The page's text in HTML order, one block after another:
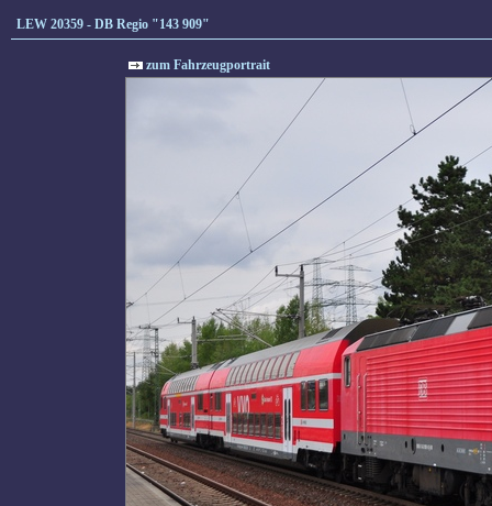
LEW 20359 - DB Regio "143 909"
zum Fahrzeugportrait